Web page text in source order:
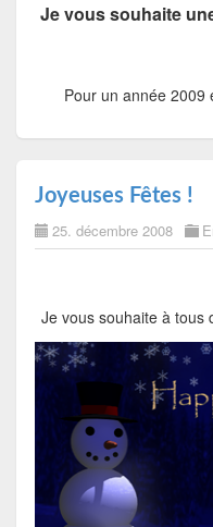
Je vous souhaite
Pour un année 2009
Joyeuses Fêtes !
25. décembre 2008
Je vous souhaite à tous